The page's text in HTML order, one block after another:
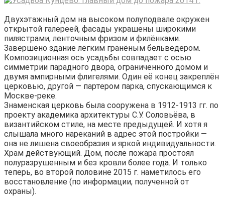
Двухэтажный дом на высоком полуподвале окружен
открытой галереей, фасады украшены широкими
пилястрами, ленточным фризом и филёнками.
Завершёно здание лёгким гранёным бельведером.
Композиционная ось усадьбы совпадает с осью
симметрии парадного двора, ограниченного домом и
двумя ампирными флигелями. Один её конец закреплён
церковью, другой — партером парка, спускающимся к
Москве-реке.
Знаменская церковь была сооружена в 1912-1913 гг. по
проекту академика архитектуры С.У. Соловьёва, в
византийском стиле, на месте предыдущей. И хотя я
слышала много нареканий в адрес этой постройки —
она не лишена своеобразия и яркой индивидуальности.
Храм действующий. Дом, после пожара простоял
полуразрушенным и без кровли более года. И только
теперь, во второй половине 2015 г. наметилось его
восстановление (по информации, полученной от
охраны).